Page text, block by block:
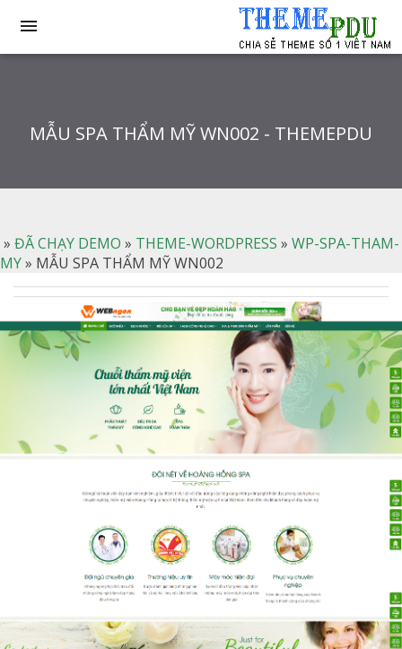

MẪU SPA THẨM MỸ WN002 - THEMEPDU
» ĐÃ CHẠY DEMO » THEME-WORDPRESS » WP-SPA-THAM-
MY» MẪU SPA THẨM MỸ WN002